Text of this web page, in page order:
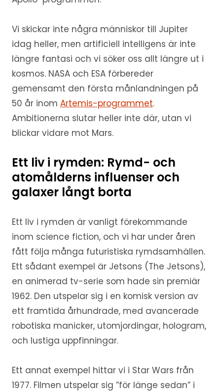
Vi skickar inte några människor till Jupiter
idag heller, men artificiell intelligens är inte
längre fantasi och vi söker oss allt längre ut i
kosmos. NASA och ESA förbereder
gemensamt den första månlandningen på
50 år inom Artemis-programmet.
Ambitionerna slutar heller inte där, utan vi
blickar vidare mot Mars.
Ett liv i rymden: Rymd- och
atomålderns influenser och
galaxer långt borta
Ett liv i rymden är vanligt förekommande
inom science fiction, och vi har under åren
fått följa många futuristiska rymdsamhällen.
Ett sådant exempel är Jetsons (The Jetsons),
en animerad tv-serie som hade sin premiär
1962. Den utspelar sig i en komisk version av
ett framtida århundrade, med avancerade
robotiska manicker, utomjordingar, hologram,
och lustiga uppfinningar.
Ett annat exempel hittar vi i Star Wars från
1977. Filmen utspelar sig ”för länge sedan” i